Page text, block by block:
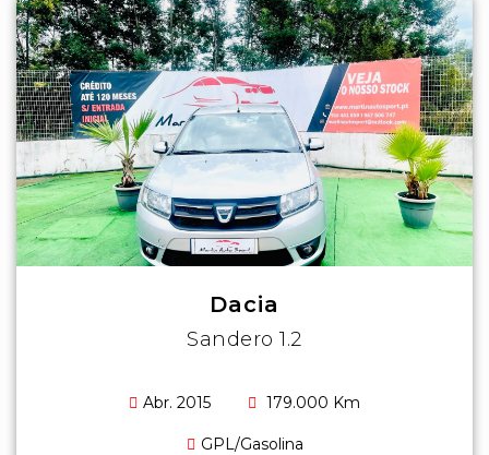
Dacia
Sandero 1.2
Abr. 2015 179.000 Km
GPL/Gasolina